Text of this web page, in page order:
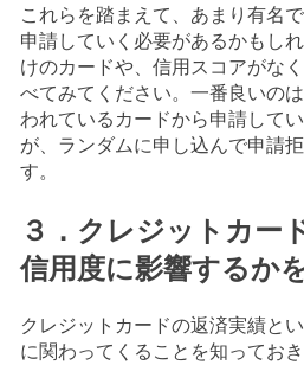
これらを踏まえて、あまり有名
申請していく必要があるかもし
けのカードや、信用スコアがな
べてみてください。一番良いの
われているカードから申請して
が、ランダムに申し込んで申請
す。
３．クレジットカー
信用度に影響するか
クレジットカードの返済実績と
に関わってくることを知っておき